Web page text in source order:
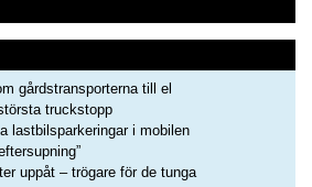
gårdstransporterna till el
truckstopp
lastbilsparkeringar i mobilen
uppåt – trögare för de tunga